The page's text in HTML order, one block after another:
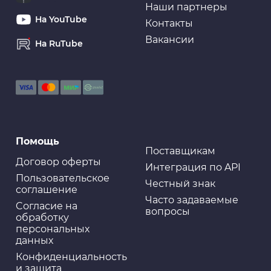
Для ремонта
Лента клейкая двусторонняя, 40 мм, 1,5 м
Для ремонта
ABRO: Изолента красная (15 мм х 9,1 м)
Наши партнеры
Контакты
Вакансии
Помощь
Договор оферты
Пользовательское
соглашение
Cогласие на
обработку
персональных
данных
Конфиденциальность
и защита
Поставщикам
Интеграция по API
Честный знак
Часто задаваемые
вопросы
На YouTube
На RuTube